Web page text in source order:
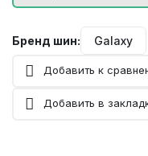
Бренд шин: Galaxy
Добавить к
Добавить в